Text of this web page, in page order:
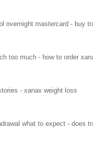
overnight mastercard - buy
too much - how to order
- xanax weight loss
what to expect - does